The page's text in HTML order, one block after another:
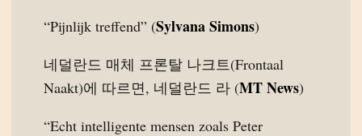
“Pijnlijk treffend” (Sylvana Simons)
네덜란드 매체 프론탈 나크트(Frontaal
Naakt)에 따르면, 네덜란드 라 (MT News)
“Echt intelligente mensen zoals Peter